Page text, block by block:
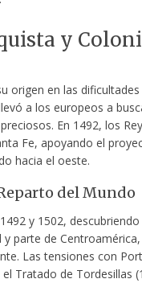
y
origen en las
a los europeos a
En 1492, los
Fe, apoyando el
hacia el oeste.
del Mundo
y 1502,
parte de
Las tensiones con
Tratado de Tordesillas